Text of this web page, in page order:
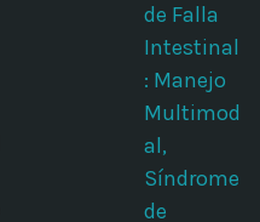
de Falla
Intestinal
: Manejo
Multimod
al,
Síndrome
de